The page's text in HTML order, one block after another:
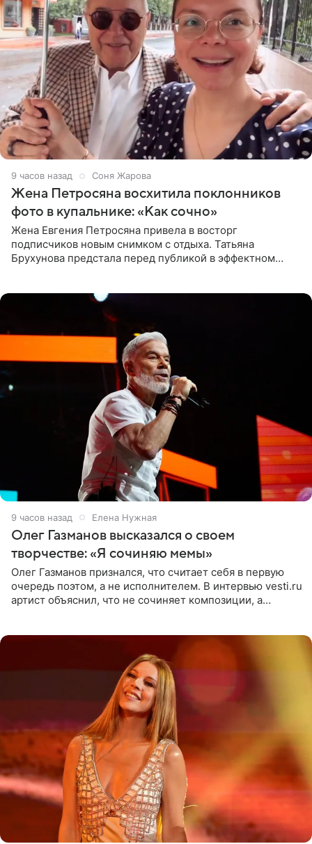
9 часов назад Соня Жарова
Жена Петросяна восхитила поклонников
фото в купальнике: «Как сочно»
Жена Евгения Петросяна привела в восторг
подписчиков новым снимком с отдыха. Татьяна
Брухунова предстала перед публикой в эффектном
9 часов назад Елена Нужная
Олег Газманов высказался о своем
творчестве: «Я сочиняю мемы»
Олег Газманов признался, что считает себя в первую
очередь поэтом, а не исполнителем. В интервью vesti.ru
артист объяснил, что не сочиняет композиции, а